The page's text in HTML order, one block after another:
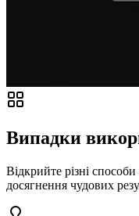
Випадки
Відкрийте різні
досягнення чудових